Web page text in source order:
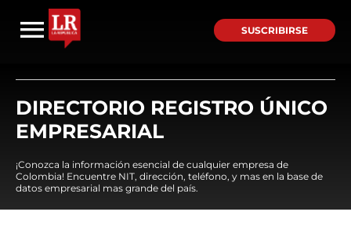
SUSCRIBIRSE
DIRECTORIO REGISTRO ÚNICO
EMPRESARIAL
¡Conozca la información esencial de cualquier empresa de
Colombia! Encuentre NIT, dirección, teléfono, y mas en la base de
datos empresarial mas grande del país.